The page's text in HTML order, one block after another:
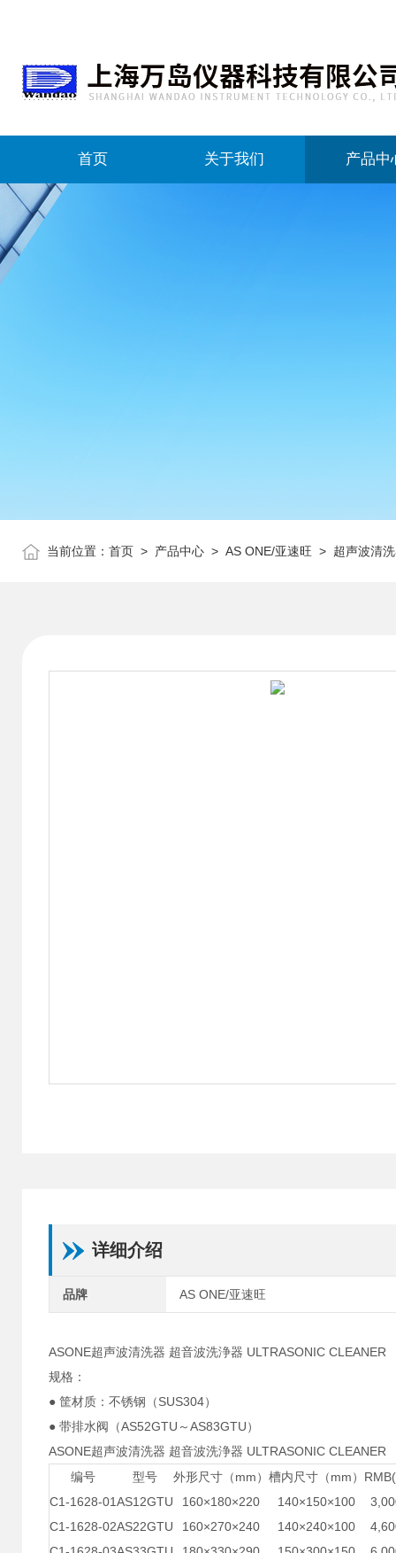
首页 关于我们 产品中
当前位置： 首页 > 产品中心 > AS ONE/亚速旺 > 超声波清
详细介绍
品牌 AS ONE/亚速旺
ASONE超声波清洗器 超音波洗浄器 ULTRASONIC CLEANER
规格：
● 筐材质：不锈钢（SUS304）
● 带排水阀（AS52GTU～AS83GTU）
ASONE超声波清洗器 超音波洗浄器 ULTRASONIC CLEANER
编号
型号 外形尺寸（mm） 槽内尺寸（mm）
C1-1628-01AS12GTU 160×180×220 140×150×100
C1-1628-02AS22GTU 160×270×240 140×240×100